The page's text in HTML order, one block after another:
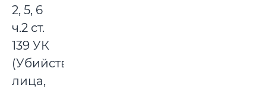
2, 5, 6
ч.2 ст.
139 УК
(Убийство
лица,